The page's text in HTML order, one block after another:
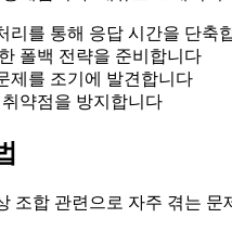
리를 통해 응답 시간을 단축
폴백 전략을 준비합니다
제를 조기에 발견합니다
약점을 방지합니다
조합 관련으로 자주 겪는